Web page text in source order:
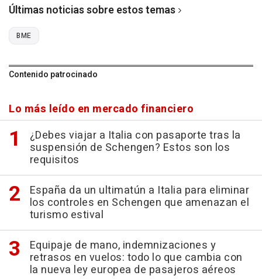
Últimas noticias sobre estos temas
BME
Contenido patrocinado
Lo más leído en mercado financiero
¿Debes viajar a Italia con pasaporte tras la
suspensión de Schengen? Estos son los
requisitos
España da un ultimatún a Italia para eliminar
los controles en Schengen que amenazan el
turismo estival
Equipaje de mano, indemnizaciones y
retrasos en vuelos: todo lo que cambia con
la nueva ley europea de pasajeros aéreos